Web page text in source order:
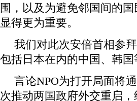
围，以及为避免邻国间的
显得更为重要。
我们对此次安倍首相参
包括日本在内的中国、韩
言论NPO为打开局面将
次推动两国政府外交重启